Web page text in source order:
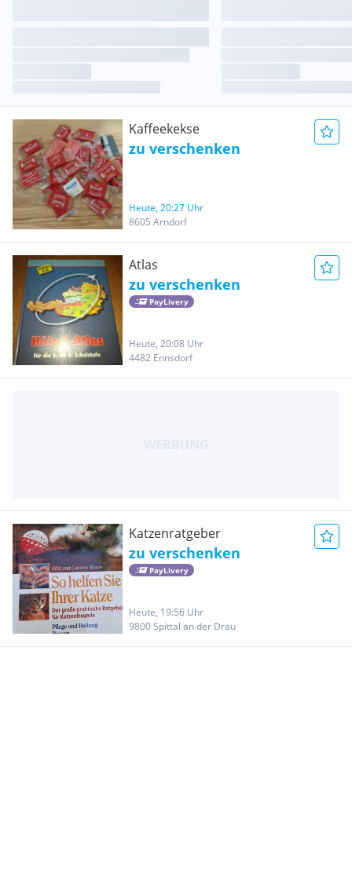
Kaffeekekse
zu verschenken
Heute, 20:27 Uhr
8605 Arndorf
Atlas
zu verschenken
PayLivery
Heute, 20:08 Uhr
4482 Ennsdorf
Katzenratgeber
zu verschenken
PayLivery
Heute, 19:56 Uhr
9800 Spittal an der Drau